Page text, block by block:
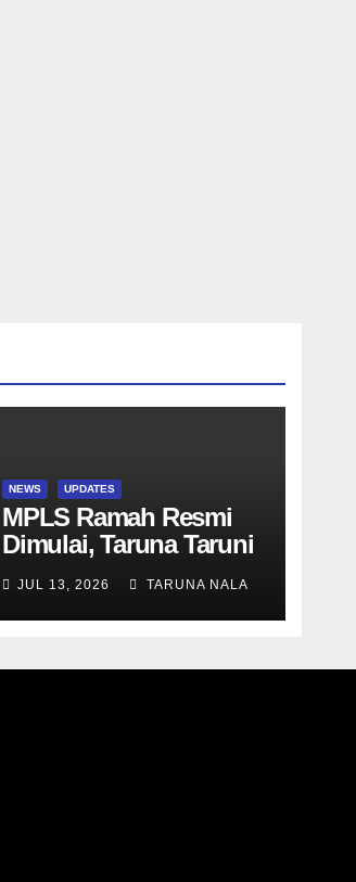
NEWS UPDATES
MPLS Ramah Resmi
Dimulai, Taruna Taruni
Nala Jawa Timur Siap
Menjalani Tahun
JUL 13, 2026 TARUNA NALA